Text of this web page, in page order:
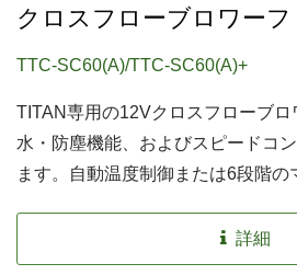
クロスフローブロワーフ
TTC-SC60(A)/TTC-SC60(A)+
TITAN専用の12Vクロスフローブ
水・防塵機能、およびスピードコ
ます。自動温度制御または6段階の
詳細